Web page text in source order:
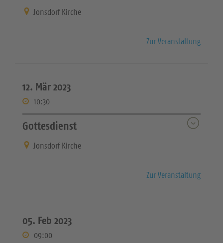
Jonsdorf Kirche
Zur Veranstaltung
12. Mär 2023
10:30
Gottesdienst
Jonsdorf Kirche
Zur Veranstaltung
05. Feb 2023
09:00